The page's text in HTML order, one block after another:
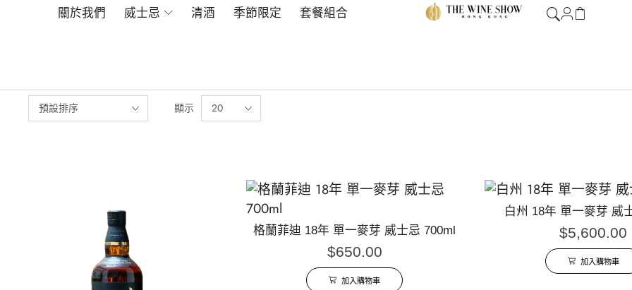
關於我們 威士忌 清酒 季節限定 套餐組合
顯示
格蘭菲迪 18年 單一麥芽 威士忌 700ml
$650.00
加入購物車
白州 18年 單一麥芽 威
$5,600.00
加入購物車